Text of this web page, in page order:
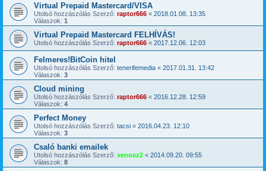
Virtual Prepaid Mastercard/VISA
Utolsó hozzászólás Szerző: raptor666 « 2018.01.08. 13:35
Válaszok: 1
Virtual Prepaid Mastercard FELHÍVÁS!
Utolsó hozzászólás Szerző: raptor666 « 2017.12.06. 12:03
Felmeres!BitCoin hitel
Utolsó hozzászólás Szerző: tenerifemedia « 2017.01.31. 13:42
Válaszok: 3
Cloud mining
Utolsó hozzászólás Szerző: raptor666 « 2016.12.28. 12:59
Válaszok: 4
Perfect Money
Utolsó hozzászólás Szerző: tacsi « 2016.04.23. 12:10
Válaszok: 3
Csaló banki emailek
Utolsó hozzászólás Szerző: xenosz2 « 2014.09.20. 09:55
Válaszok: 8